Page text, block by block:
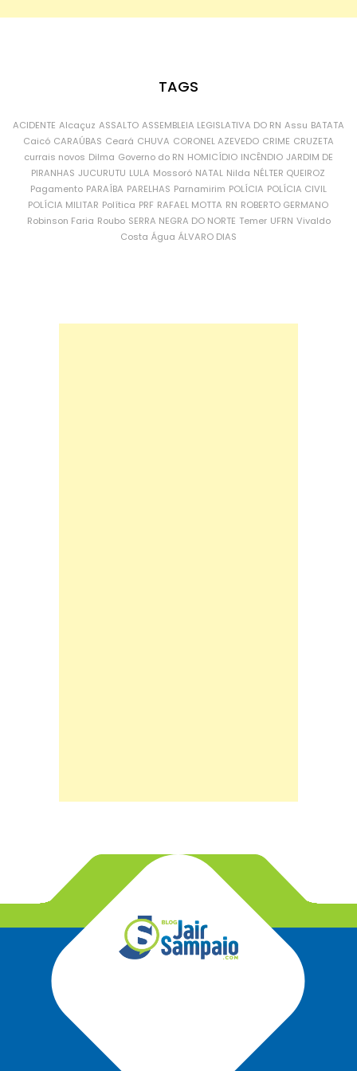
TAGS
ACIDENTE Alcaçuz ASSALTO ASSEMBLEIA LEGISLATIVA DO RN Assu BATATA
Caicó CARAÚBAS Ceará CHUVA CORONEL AZEVEDO CRIME CRUZETA
currais novos Dilma Governo do RN HOMICÍDIO INCÊNDIO JARDIM DE
PIRANHAS JUCURUTU LULA Mossoró NATAL Nilda NÉLTER QUEIROZ
Pagamento PARAÍBA PARELHAS Parnamirim POLÍCIA POLÍCIA CIVIL
POLÍCIA MILITAR Política PRF RAFAEL MOTTA RN ROBERTO GERMANO
Robinson Faria Roubo SERRA NEGRA DO NORTE Temer UFRN Vivaldo
Costa Água ÁLVARO DIAS